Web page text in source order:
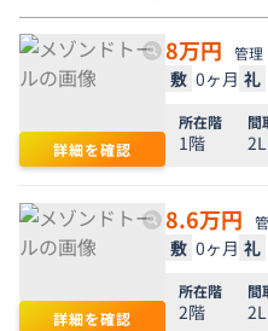
詳細を確認
8万円 管理
敷 0ヶ月 礼
所在階
1階
間
詳細を確認
8.6万円
敷 0ヶ月 礼
所在階
2階
間